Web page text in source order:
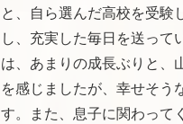
と、自ら選んだ高校を受験
し、充実した毎日を送って
は、あまりの成長ぶりと、
を感じましたが、幸せそう
す。また、息子に関わって